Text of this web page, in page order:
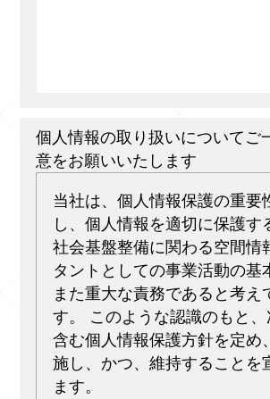
個人情報の取り扱いについてご
意をお願いいたします
当社は、個人情報保護の重要
し、個人情報を適切に保護す
社会基盤整備に関わる空間情
タントとしての事業活動の基
また重大な責務であると考え
す。 このような認識のもと、
含む個人情報保護方針を定め
施し、かつ、維持することを
ます。